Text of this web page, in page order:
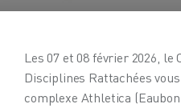
Les 07 et 08 février 2026,
Disciplines Rattachées
complexe Athletica